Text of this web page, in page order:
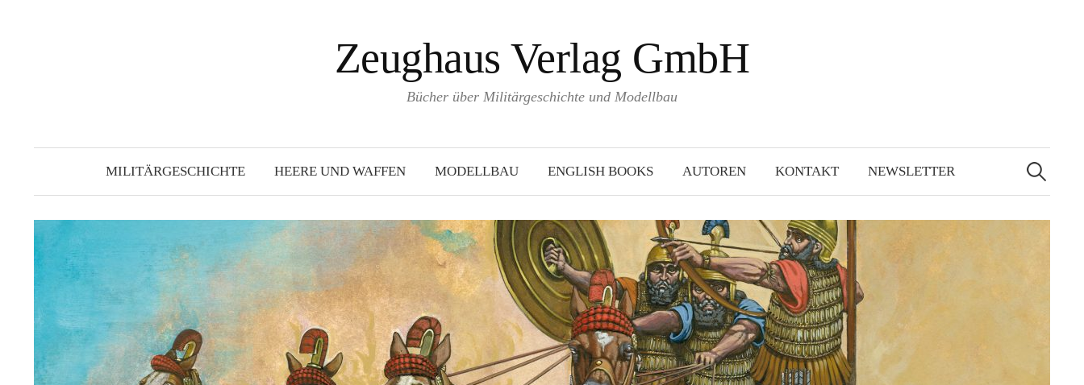
Zeughaus Verlag GmbH
Bücher über Militärgeschichte und Modellbau
MILITÄRGESCHICHTE HEERE UND WAFFEN MODELLBAU ENGLISH BOOKS AUTOREN KONTAKT NEWSLETTER
Suchen
nach: